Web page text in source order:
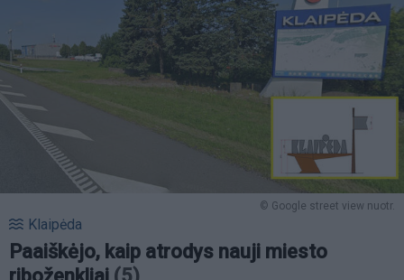
© Google street view nuotr.
Klaipėda
Paaiškėjo, kaip atrodys nauji miesto